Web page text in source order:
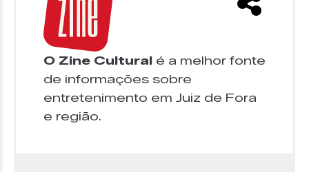
O Zine Cultural é a melhor fonte
de informações sobre
entretenimento em Juiz de Fora
e região.